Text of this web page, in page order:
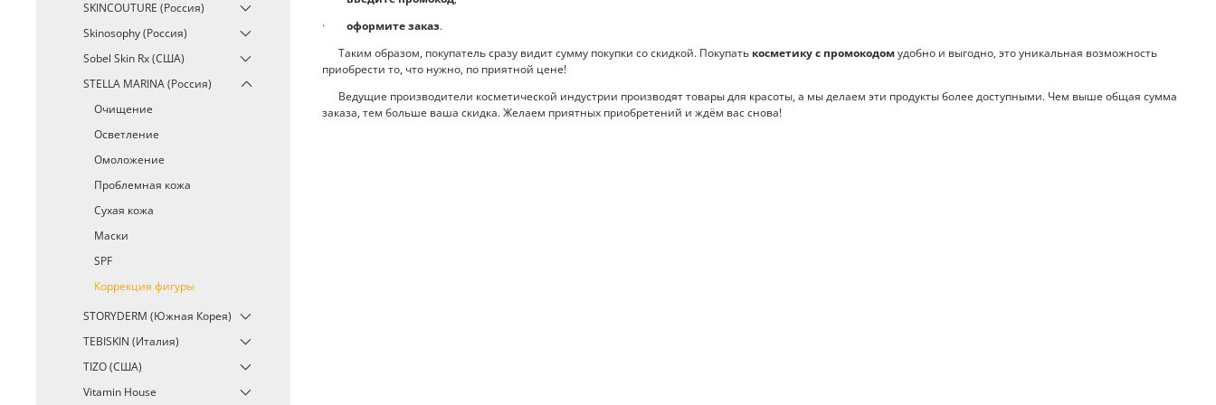
· оформите заказ.
Таким образом, покупатель сразу видит сумму покупки со скидкой. Покупать косметику с промокодомудобно и выгодно, это уникальная возможность
приобрести то, что нужно, по приятной цене!
Ведущие производители косметической индустрии производят товары для красоты, а мы делаем эти продукты более доступными. Чем выше общая сумма
заказа, тем больше ваша скидка. Желаем приятных приобретений и ждём вас снова!
SKINCOUTURE (Россия)
Skinosophy (Россия)
Sobel Skin Rx (США)
STELLA MARINA (Россия)
Очищение
Осветление
Омоложение
Проблемная кожа
Сухая кожа
Маски
SPF
Коррекция фигуры
STORYDERM (Южная Корея)
TEBISKIN (Италия)
TIZO (США)
Vitamin House